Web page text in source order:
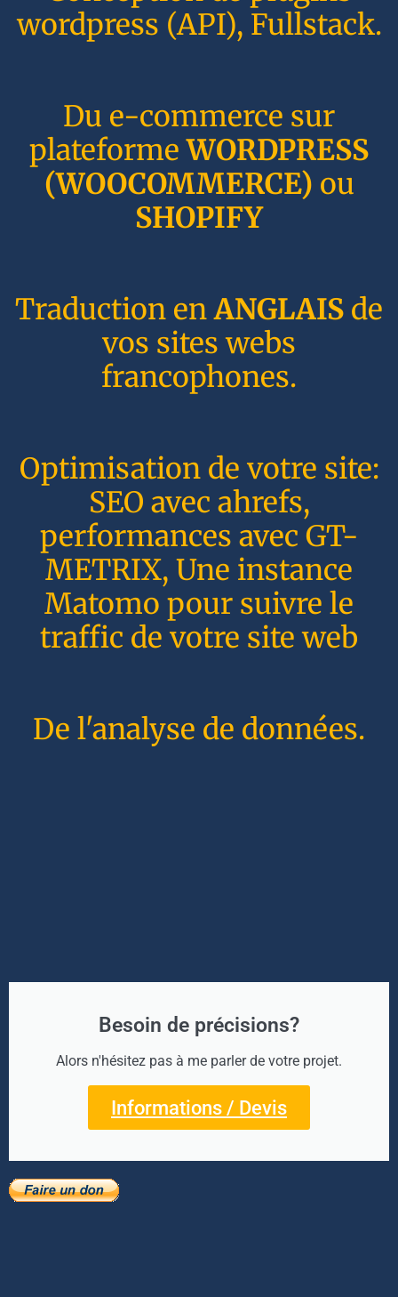
wordpress (API), Fullstack.
Du e-commerce sur
plateformeWORDPRESS
(WOOCOMMERCE) ou
SHOPIFY
Traduction enANGLAIS de
vos sites webs
francophones.
Optimisation de votre site:
SEO avec ahrefs,
performances avec GT-
METRIX, Une instance
Matomo pour suivre le
traffic de votre site web
De l'analyse de données.
Besoin de précisions?
Alors n'hésitez pas à me parler de votre projet.
Informations / Devis